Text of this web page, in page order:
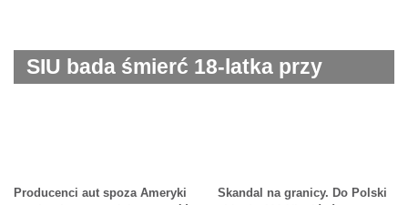
SIU bada śmierć 18-latka przy
Producenci aut spoza Ameryki
Skandal na granicy. Do Polski